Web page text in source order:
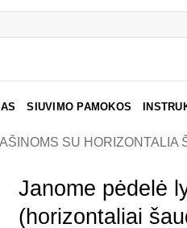
SIUVIMO PAMOKOS
SU HORIZONTALIA
Janome pėdelė
(horizontaliai